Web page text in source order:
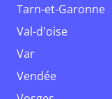
Tarn-et-Garonne
Val-d'oise
Var
Vendée